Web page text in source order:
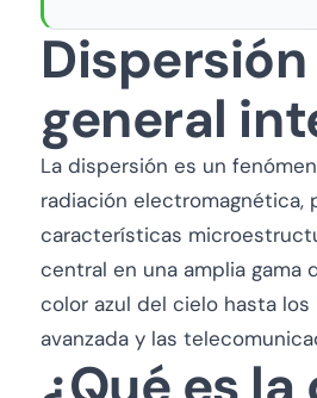
general
La dispersión es un
radiación electromagnética,
características
central en una amplia
color azul del cielo hasta
avanzada y las